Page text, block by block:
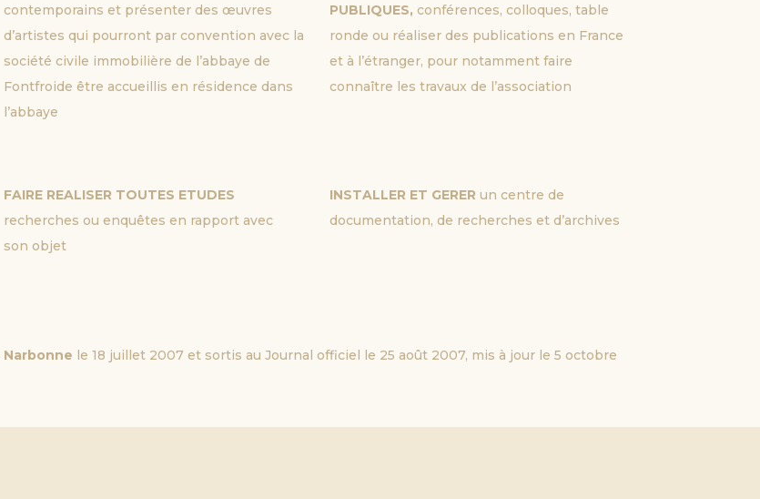
contemporains et présenter des œuvres
d’artistes qui pourront par convention avec la
société civile immobilière de l’abbaye de
Fontfroide être accueillis en résidence dans
l’abbaye
PUBLIQUES, conférences, colloques, table
ronde ou réaliser des publications en France
et à l’étranger, pour notamment faire
connaître les travaux de l’association
FAIRE REALISER TOUTES ETUDES
recherches ou enquêtes en rapport avec
son objet
INSTALLER ET GERER un centre de
documentation, de recherches et d’archives
Narbonne le 18 juillet 2007 et sortis au Journal officiel le 25 août 2007, mis à jour le 5 octobre